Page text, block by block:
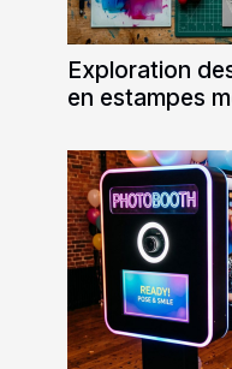
Exploration
en estampes